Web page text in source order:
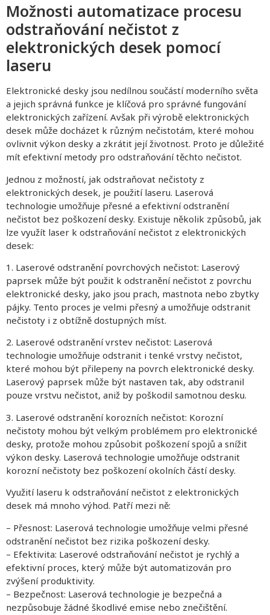
Možnosti automatizace procesu
odstraňování nečistot z
elektronických desek pomocí
laseru
Elektronické desky jsou nedílnou součástí moderního světa
a jejich správná funkce je klíčová pro správné fungování
elektronických zařízení. Avšak při výrobě elektronických
desek může docházet k různým nečistotám, které mohou
ovlivnit výkon desky a zkrátit její životnost. Proto je důležité
mít efektivní metody pro odstraňování těchto nečistot.
Jednou z možností, jak odstraňovat nečistoty z
elektronických desek, je použití laseru. Laserová
technologie umožňuje přesné a efektivní odstranění
nečistot bez poškození desky. Existuje několik způsobů, jak
lze využít laser k odstraňování nečistot z elektronických
desek:
1. Laserové odstranění povrchových nečistot: Laserový
paprsek může být použit k odstranění nečistot z povrchu
elektronické desky, jako jsou prach, mastnota nebo zbytky
pájky. Tento proces je velmi přesný a umožňuje odstranit
nečistoty i z obtížně dostupných míst.
2. Laserové odstranění vrstev nečistot: Laserová
technologie umožňuje odstranit i tenké vrstvy nečistot,
které mohou být přilepeny na povrch elektronické desky.
Laserový paprsek může být nastaven tak, aby odstranil
pouze vrstvu nečistot, aniž by poškodil samotnou desku.
3. Laserové odstranění korozních nečistot: Korozní
nečistoty mohou být velkým problémem pro elektronické
desky, protože mohou způsobit poškození spojů a snížit
výkon desky. Laserová technologie umožňuje odstranit
korozní nečistoty bez poškození okolních částí desky.
Využití laseru k odstraňování nečistot z elektronických
desek má mnoho výhod. Patří mezi ně:
– Přesnost: Laserová technologie umožňuje velmi přesné
odstranění nečistot bez rizika poškození desky.
– Efektivita: Laserové odstraňování nečistot je rychlý a
efektivní proces, který může být automatizován pro
zvýšení produktivity.
– Bezpečnost: Laserová technologie je bezpečná a
nezpůsobuje žádné škodlivé emise nebo znečištění.